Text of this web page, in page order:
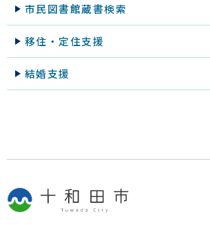
市民図書館蔵書検索
移住・定住支援
結婚支援